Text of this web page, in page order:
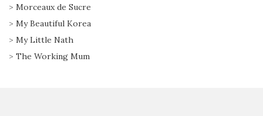
> Morceaux de Sucre
> My Beautiful Korea
> My Little Nath
> The Working Mum